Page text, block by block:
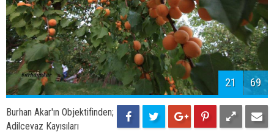
21 69
Burhan Akar'ın Objektifinden;
Adilcevaz Kayısıları